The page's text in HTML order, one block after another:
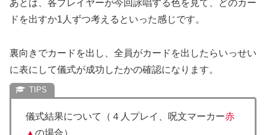
あとは、各プレイヤーが今回詠唱する色を見て、どのカー
ドを出すか1人ずつ考えるといった感じです。
裏向きでカードを出し、全員がカードを出したらいっせい
に表にして儀式が成功したかの確認になります。
儀式結果について（４人プレイ、呪文マーカー赤